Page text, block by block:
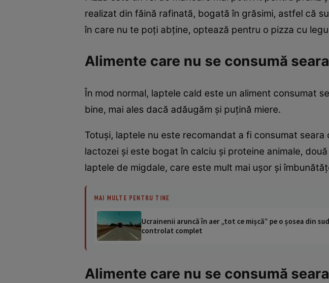
realizat din făină rafinată, bogată în grăsimi, astfel că
în care nu te poţi abţine, optează pentru o pizza cu
Alimente care nu se consumă
În mod normal, laptele cald este un aliment consumat
bine, mai ales dacă adăugăm şi puţină miere.
Totuşi, laptele nu este recomandat a fi consumat
lactozei şi este bogat în calciu şi proteine animale,
laptele de migdale, care este mult mai uşor şi
MAI MULTE PENTRU TINE
Ucrainenii aruncă în aer „tot ce mișcă” pe o șosea din
controlat complet
Alimente care nu se consumă